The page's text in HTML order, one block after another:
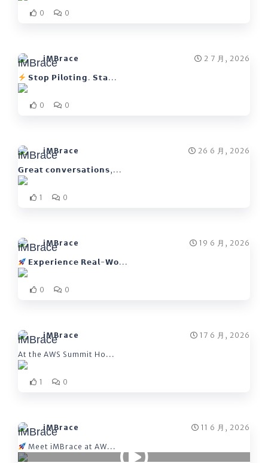
0 0
iMBrace 2 7 月, 2026
𝗦𝘁𝗼𝗽 𝗣𝗶𝗹𝗼𝘁𝗶𝗻𝗴. 𝗦𝘁𝗮...
0 0
iMBrace 26 6 月, 2026
𝗚𝗿𝗲𝗮𝘁 𝗰𝗼𝗻𝘃𝗲𝗿𝘀𝗮𝘁𝗶𝗼𝗻𝘀,...
1 0
iMBrace 19 6 月, 2026
𝗘𝘅𝗽𝗲𝗿𝗶𝗲𝗻𝗰𝗲 𝗥𝗲𝗮𝗹-𝗪𝗼...
0 0
iMBrace 17 6 月, 2026
At the AWS Summit Ho...
1 0
iMBrace 11 6 月, 2026
Meet iMBrace at AW...